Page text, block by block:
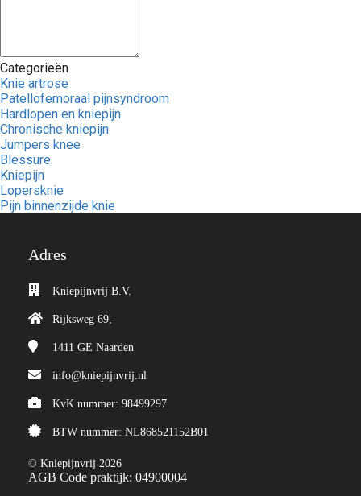
Categorieën
Knie artrose
Patellofemoraal pijnsyndroom
Hardlopen en kniepijn
Chronische kniepijn
Jumpers knee
Blessure
Kniepijn
Lopersknie
Pijn binnenzijde knie
Adres
Kniepijnvrij B.V.
Rijksweg 69,
1411 GE Naarden
info@kniepijnvrij.nl
KvK nummer: 98499297
BTW nummer: NL868521152B01
© Kniepijnvrij 2026
AGB Code praktijk: 04900004